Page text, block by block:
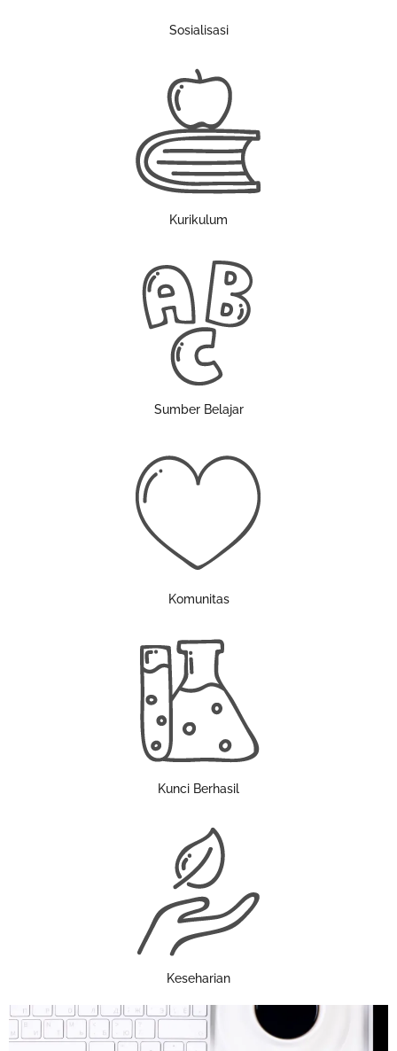
Sosialisasi
Kurikulum
Sumber Belajar
Komunitas
Kunci Berhasil
Keseharian